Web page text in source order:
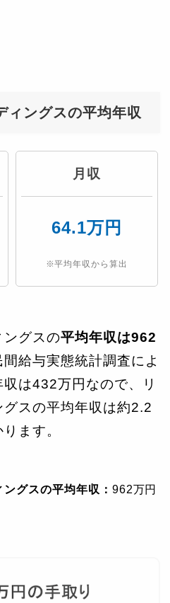
ィングスの平均年収
月収
64.1万円
※平均年収から算出
ングスの平均年収は962
給与実態統計調査によ
は432万円なので、リ
スの平均年収は約2.2
ます。
グスの平均年収： 962万円